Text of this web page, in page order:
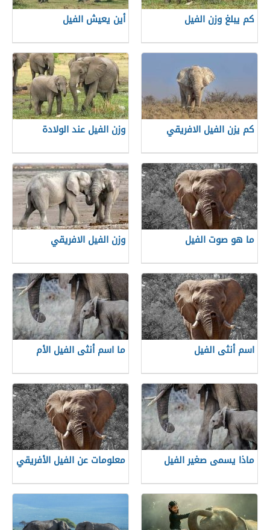
كم يبلغ وزن الفيل أين يعيش الفيل
كم يزن الفيل الافريقي وزن الفيل عند الولادة
ما هو صوت الفيل وزن الفيل الافريقي
اسم أنثى الفيل ما اسم أنثى الفيل الأم
ماذا يسمى صغير الفيل معلومات عن الفيل الأفريقي